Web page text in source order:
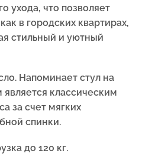
ухода, что позволяет
в городских квартирах,
стильный и уютный
Напоминает стул на
является классическим
за счет мягких
спинки.
до 120 кг.